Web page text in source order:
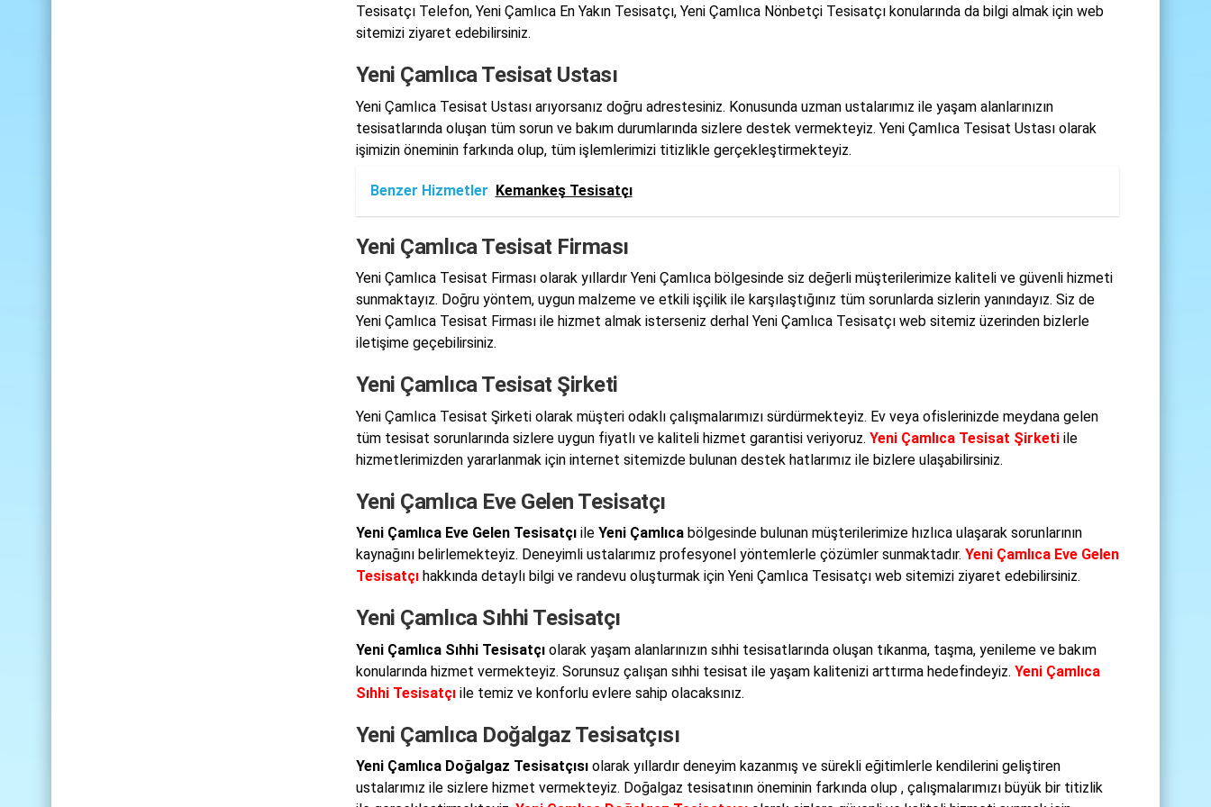
Tesisatçı Telefon, Yeni Çamlıca En Yakın Tesisatçı, Yeni Çamlıca Nönbetçi Tesisatçı konularında da bilgi almak için web
sitemizi ziyaret edebilirsiniz.
Yeni Çamlıca Tesisat Ustası
Yeni Çamlıca Tesisat Ustası arıyorsanız doğru adrestesiniz. Konusunda uzman ustalarımız ile yaşam alanlarınızın
tesisatlarında oluşan tüm sorun ve bakım durumlarında sizlere destek vermekteyiz. Yeni Çamlıca Tesisat Ustası olarak
işimizin öneminin farkında olup, tüm işlemlerimizi titizlikle gerçekleştirmekteyiz.
Benzer Hizmetler Kemankeş Tesisatçı
Yeni Çamlıca Tesisat Firması
Yeni Çamlıca Tesisat Firması olarak yıllardır Yeni Çamlıca bölgesinde siz değerli müşterilerimize kaliteli ve güvenli hizmeti
sunmaktayız. Doğru yöntem, uygun malzeme ve etkili işçilik ile karşılaştığınız tüm sorunlarda sizlerin yanındayız. Siz de
Yeni Çamlıca Tesisat Firması ile hizmet almak isterseniz derhal Yeni Çamlıca Tesisatçı web sitemiz üzerinden bizlerle
iletişime geçebilirsiniz.
Yeni Çamlıca Tesisat Şirketi
Yeni Çamlıca Tesisat Şirketi olarak müşteri odaklı çalışmalarımızı sürdürmekteyiz. Ev veya ofislerinizde meydana gelen
tüm tesisat sorunlarında sizlere uygun fiyatlı ve kaliteli hizmet garantisi veriyoruz. Yeni Çamlıca Tesisat Şirketi ile
hizmetlerimizden yararlanmak için internet sitemizde bulunan destek hatlarımız ile bizlere ulaşabilirsiniz.
Yeni Çamlıca Eve Gelen Tesisatçı
Yeni Çamlıca Eve Gelen Tesisatçıile Yeni Çamlıcabölgesinde bulunan müşterilerimize hızlıca ulaşarak sorunlarının
kaynağını belirlemekteyiz. Deneyimli ustalarımız profesyonel yöntemlerle çözümler sunmaktadır. Yeni Çamlıca Eve Gelen
Tesisatçıhakkında detaylı bilgi ve randevu oluşturmak için Yeni Çamlıca Tesisatçı web sitemizi ziyaret edebilirsiniz.
Yeni Çamlıca Sıhhi Tesisatçı
Yeni Çamlıca Sıhhi Tesisatçıolarak yaşam alanlarınızın sıhhi tesisatlarında oluşan tıkanma, taşma, yenileme ve bakım
konularında hizmet vermekteyiz. Sorunsuz çalışan sıhhi tesisat ile yaşam kalitenizi arttırma hedefindeyiz. Yeni Çamlıca
Sıhhi Tesisatçıile temiz ve konforlu evlere sahip olacaksınız.
Yeni Çamlıca Doğalgaz Tesisatçısı
Yeni Çamlıca Doğalgaz Tesisatçısıolarak yıllardır deneyim kazanmış ve sürekli eğitimlerle kendilerini geliştiren
ustalarımız ile sizlere hizmet vermekteyiz. Doğalgaz tesisatının öneminin farkında olup , çalışmalarımızı büyük bir titizlik